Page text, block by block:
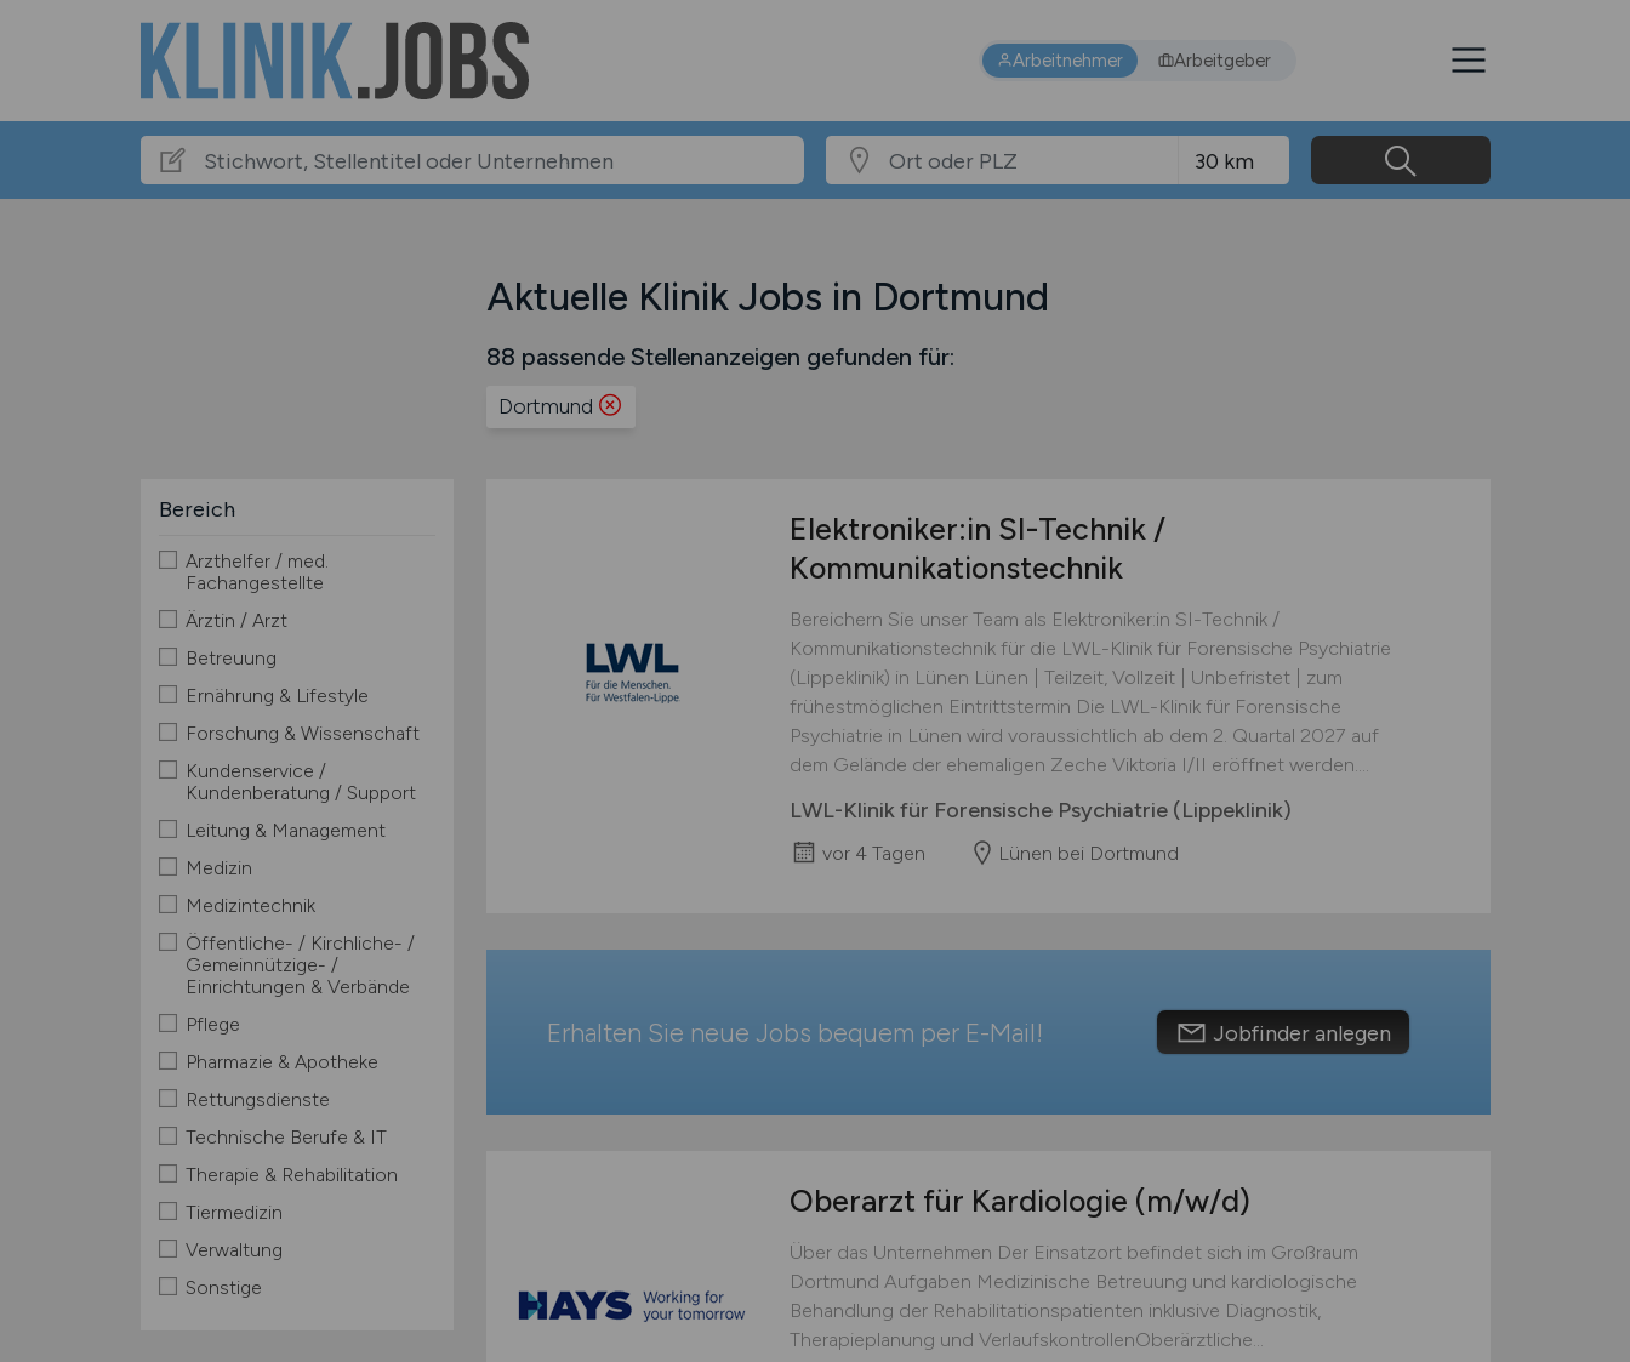
Arbeitnehmer Arbeitgeber
Aktuelle Klinik Jobs in Dortmund
88 passende Stellenanzeigen gefunden für:
Dortmund
Bereich
Arzthelfer / med.
Fachangestellte
Ärztin / Arzt
Betreuung
Ernährung & Lifestyle
Forschung & Wissenschaft
Kundenservice /
Kundenberatung / Support
Leitung & Management
Medizin
Medizintechnik
Öffentliche- / Kirchliche- /
Gemeinnützige- /
Einrichtungen & Verbände
Pflege
Pharmazie & Apotheke
Rettungsdienste
Technische Berufe & IT
Therapie & Rehabilitation
Tiermedizin
Verwaltung
Sonstige
Elektroniker:in SI-Technik /
Kommunikationstechnik
Bereichern Sie unser Team als Elektroniker:in SI-Technik /
Kommunikationstechnik für die LWL-Klinik für Forensische Psychiatrie
(Lippeklinik) in Lünen Lünen | Teilzeit, Vollzeit | Unbefristet | zum
frühestmöglichen Eintrittstermin Die LWL-Klinik für Forensische
Psychiatrie in Lünen wird voraussichtlich ab dem 2. Quartal 2027 auf
dem Gelände der ehemaligen Zeche Viktoria I/II eröffnet werden....
LWL-Klinik für Forensische Psychiatrie (Lippeklinik)
vor 4 Tagen Lünen bei Dortmund
Erhalten Sie neue Jobs bequem per E-Mail! Jobfinder anlegen
Oberarzt für Kardiologie (m/w/d)
Über das Unternehmen Der Einsatzort befindet sich im Großraum
Dortmund Aufgaben Medizinische Betreuung und kardiologische
Behandlung der Rehabilitationspatienten inklusive Diagnostik,
Therapieplanung und VerlaufskontrollenOberärztliche...